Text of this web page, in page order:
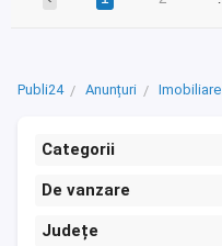
Publi24 Anunțuri Imobiliare
Categorii
De vanzare
Județe